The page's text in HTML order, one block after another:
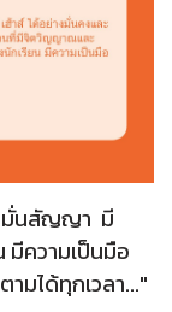
มั่นสัญญา มี
ความเป็นมือ
มได้ทุกเวลา..."